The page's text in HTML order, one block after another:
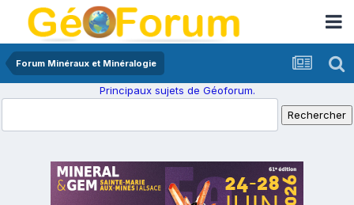
Forum Minéraux et Minéralogie
Principaux sujets de Géoforum.